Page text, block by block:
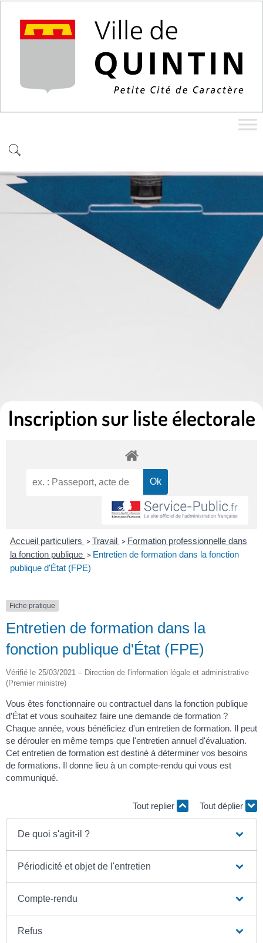
Inscription sur liste électorale
Accueil particuliers > Travail > Formation professionnelle dans
la fonction publique > Entretien de formation dans la fonction
publique d'État (FPE)
Fiche pratique
Entretien de formation dans la
fonction publique d'État (FPE)
Vérifié le 25/03/2021 – Direction de l'information légale et administrative
(Premier ministre)
Vous êtes fonctionnaire ou contractuel dans la fonction publique
d’État et vous souhaitez faire une demande de formation ?
Chaque année, vous bénéficiez d'un entretien de formation. Il peut
se dérouler en même temps que l'entretien annuel d'évaluation.
Cet entretien de formation est destiné à déterminer vos besoins
de formations. Il donne lieu à un compte-rendu qui vous est
communiqué.
Tout replier Tout déplier
De quoi s'agit-il ?
Périodicité et objet de l'entretien
Compte-rendu
Refus